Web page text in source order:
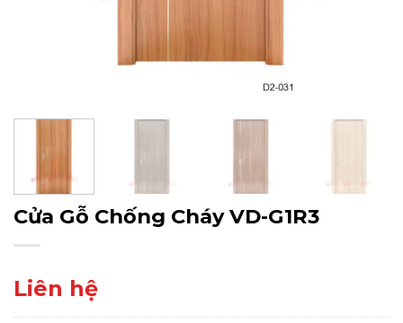
Cửa Gỗ Chống Cháy VD-G1R3
Liên hệ